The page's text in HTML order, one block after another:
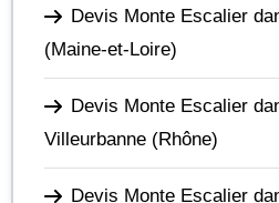
Devis Monte Escalier
(Maine-et-Loire)
Devis Monte Escalier
Villeurbanne (Rhône)
Devis Monte Escalier